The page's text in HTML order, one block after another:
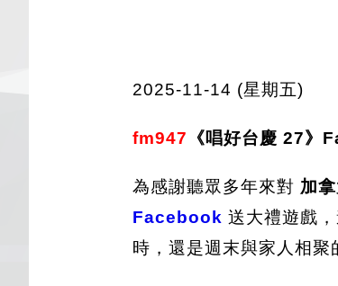
2025-11-14 (星期五)
fm947 《 唱好台慶 27》
為感謝聽眾多年來對 加
Facebook 送大禮遊戲
時，還是週末與家人相